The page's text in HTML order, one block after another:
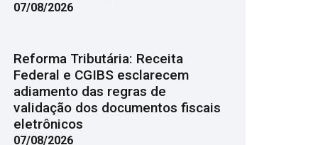
07/08/2026
Reforma Tributária: Receita
Federal e CGIBS esclarecem
adiamento das regras de
validação dos documentos fiscais
eletrônicos
07/08/2026